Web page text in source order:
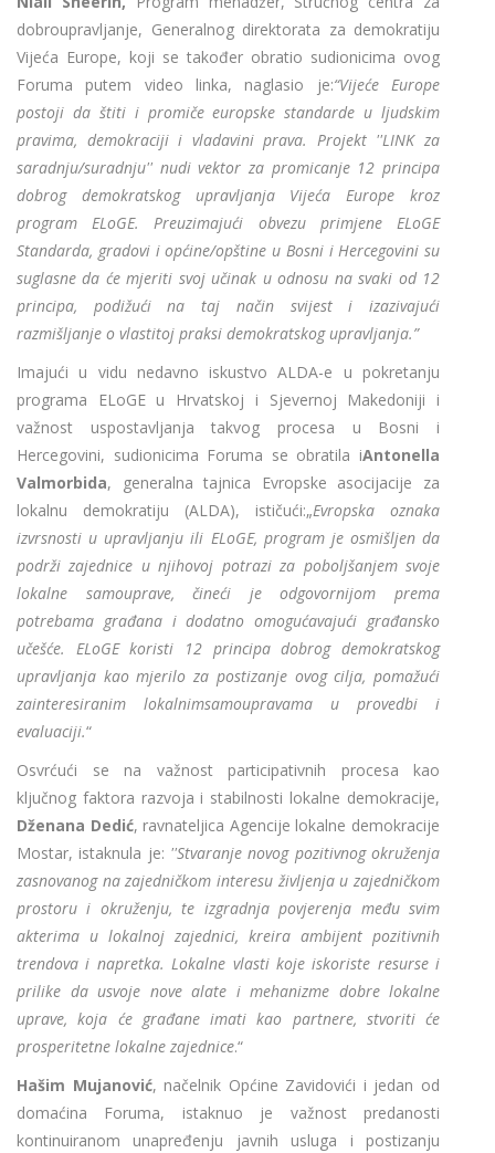
dobroupravljanje, Generalnog direktorata za demokratiju
Vijeća Europe, koji se također obratio sudionicima ovog
Foruma putem video linka, naglasio je:“Vijeće Europe
postoji da štiti i promiče europske standarde u ljudskim
pravima, demokraciji i vladavini prava. Projekt ''LINK za
saradnju/suradnju'' nudi vektor za promicanje 12 principa
dobrog demokratskog upravljanja Vijeća Europe kroz
program ELoGE. Preuzimajući obvezu primjene ELoGE
Standarda, gradovi i općine/opštine u Bosni i Hercegovini su
suglasne da će mjeriti svoj učinak u odnosu na svaki od 12
principa, podižući na taj način svijest i izazivajući
razmišljanje o vlastitoj praksi demokratskog upravljanja.”
Imajući u vidu nedavno iskustvo ALDA-e u pokretanju
programa ELoGE u Hrvatskoj i Sjevernoj Makedoniji i
važnost uspostavljanja takvog procesa u Bosni i
Hercegovini, sudionicima Foruma se obratila iAntonella
Valmorbida, generalna tajnica Evropske asocijacije za
lokalnu demokratiju (ALDA), ističući:„Evropska oznaka
izvrsnosti u upravljanju ili ELoGE, program je osmišljen da
podrži zajednice u njihovoj potrazi za poboljšanjem svoje
lokalne samouprave, čineći je odgovornijom prema
potrebama građana i dodatno omogućavajući građansko
učešće. ELoGE koristi 12 principa dobrog demokratskog
upravljanja kao mjerilo za postizanje ovog cilja, pomažući
zainteresiranim lokalnimsamoupravama u provedbi i
evaluaciji.“
Osvrćući se na važnost participativnih procesa kao
ključnog faktora razvoja i stabilnosti lokalne demokracije,
Dženana Dedić, ravnateljica Agencije lokalne demokracije
Mostar, istaknula je: ''Stvaranje novog pozitivnog okruženja
zasnovanog na zajedničkom interesu življenja u zajedničkom
prostoru i okruženju, te izgradnja povjerenja među svim
akterima u lokalnoj zajednici, kreira ambijent pozitivnih
trendova i napretka. Lokalne vlasti koje iskoriste resurse i
prilike da usvoje nove alate i mehanizme dobre lokalne
uprave, koja će građane imati kao partnere, stvoriti će
prosperitetne lokalne zajednice.“
Hašim Mujanović, načelnik Općine Zavidovići i jedan od
domaćina Foruma, istaknuo je važnost predanosti
kontinuiranom unapređenju javnih usluga i postizanju